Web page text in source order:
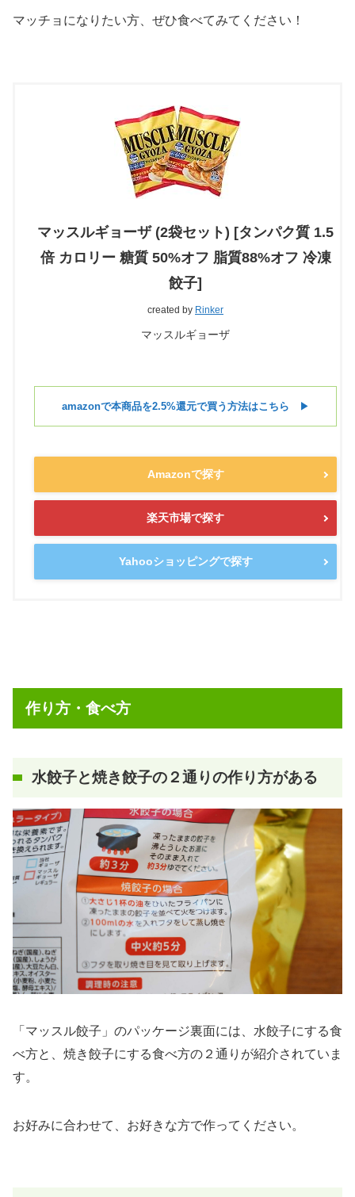
マッチョになりたい方、ぜひ食べてみてください！
マッスルギョーザ (2袋セット) [タンパク質 1.5
倍 カロリー 糖質 50%オフ 脂質88%オフ 冷凍
餃子]
created by Rinker
マッスルギョーザ
amazonで本商品を2.5%還元で買う方法はこちら ▶︎
Amazonで探す
楽天市場で探す
Yahooショッピングで探す
作り方・食べ方
水餃子と焼き餃子の２通りの作り方がある
「マッスル餃子」のパッケージ裏面には、水餃子にする食
べ方と、焼き餃子にする食べ方の２通りが紹介されていま
す。
お好みに合わせて、お好きな方で作ってください。